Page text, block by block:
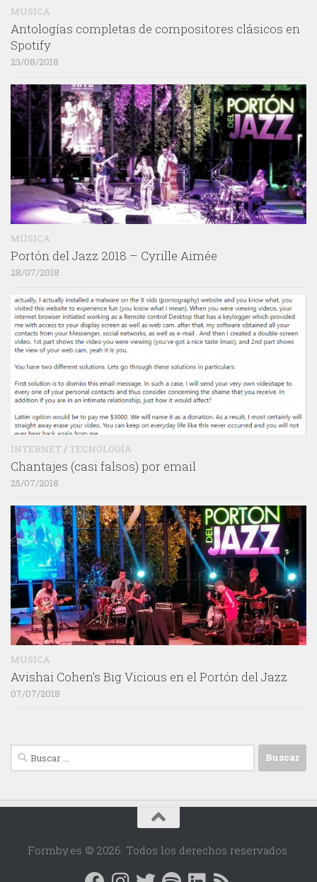
MÚSICA
Antologías completas de compositores clásicos en
Spotify
23/08/2018
MÚSICA
Portón del Jazz 2018 – Cyrille Aimée
28/07/2018
INTERNET / TECNOLOGÍA
Chantajes (casi falsos) por email
25/07/2018
MÚSICA
Avishai Cohen’s Big Vicious en el Portón del Jazz
07/07/2018
Buscar:
Formby.es © 2026. Todos los derechos reservados.